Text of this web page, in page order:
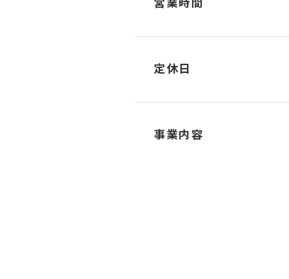
営業時間
定休日
事業内容